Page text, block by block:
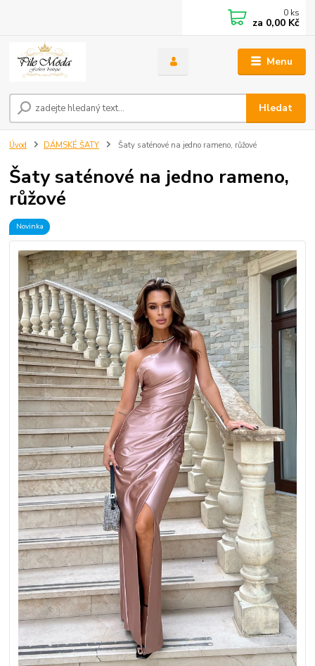
Menu
Hledat
0 ks
za 0,00 Kč
Úvod DÁMSKÉ ŠATY Šaty saténové na jedno rameno, růžové
Šaty saténové na jedno rameno,
růžové
Novinka